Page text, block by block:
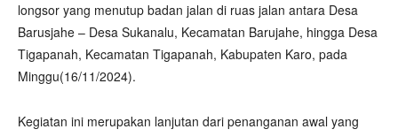
longsor yang menutup badan jalan di ruas jalan antara Desa
Barusjahe – Desa Sukanalu, Kecamatan Barujahe, hingga Desa
Tigapanah, Kecamatan Tigapanah, Kabupaten Karo, pada
Minggu(16/11/2024).
Kegiatan ini merupakan lanjutan dari penanganan awal yang